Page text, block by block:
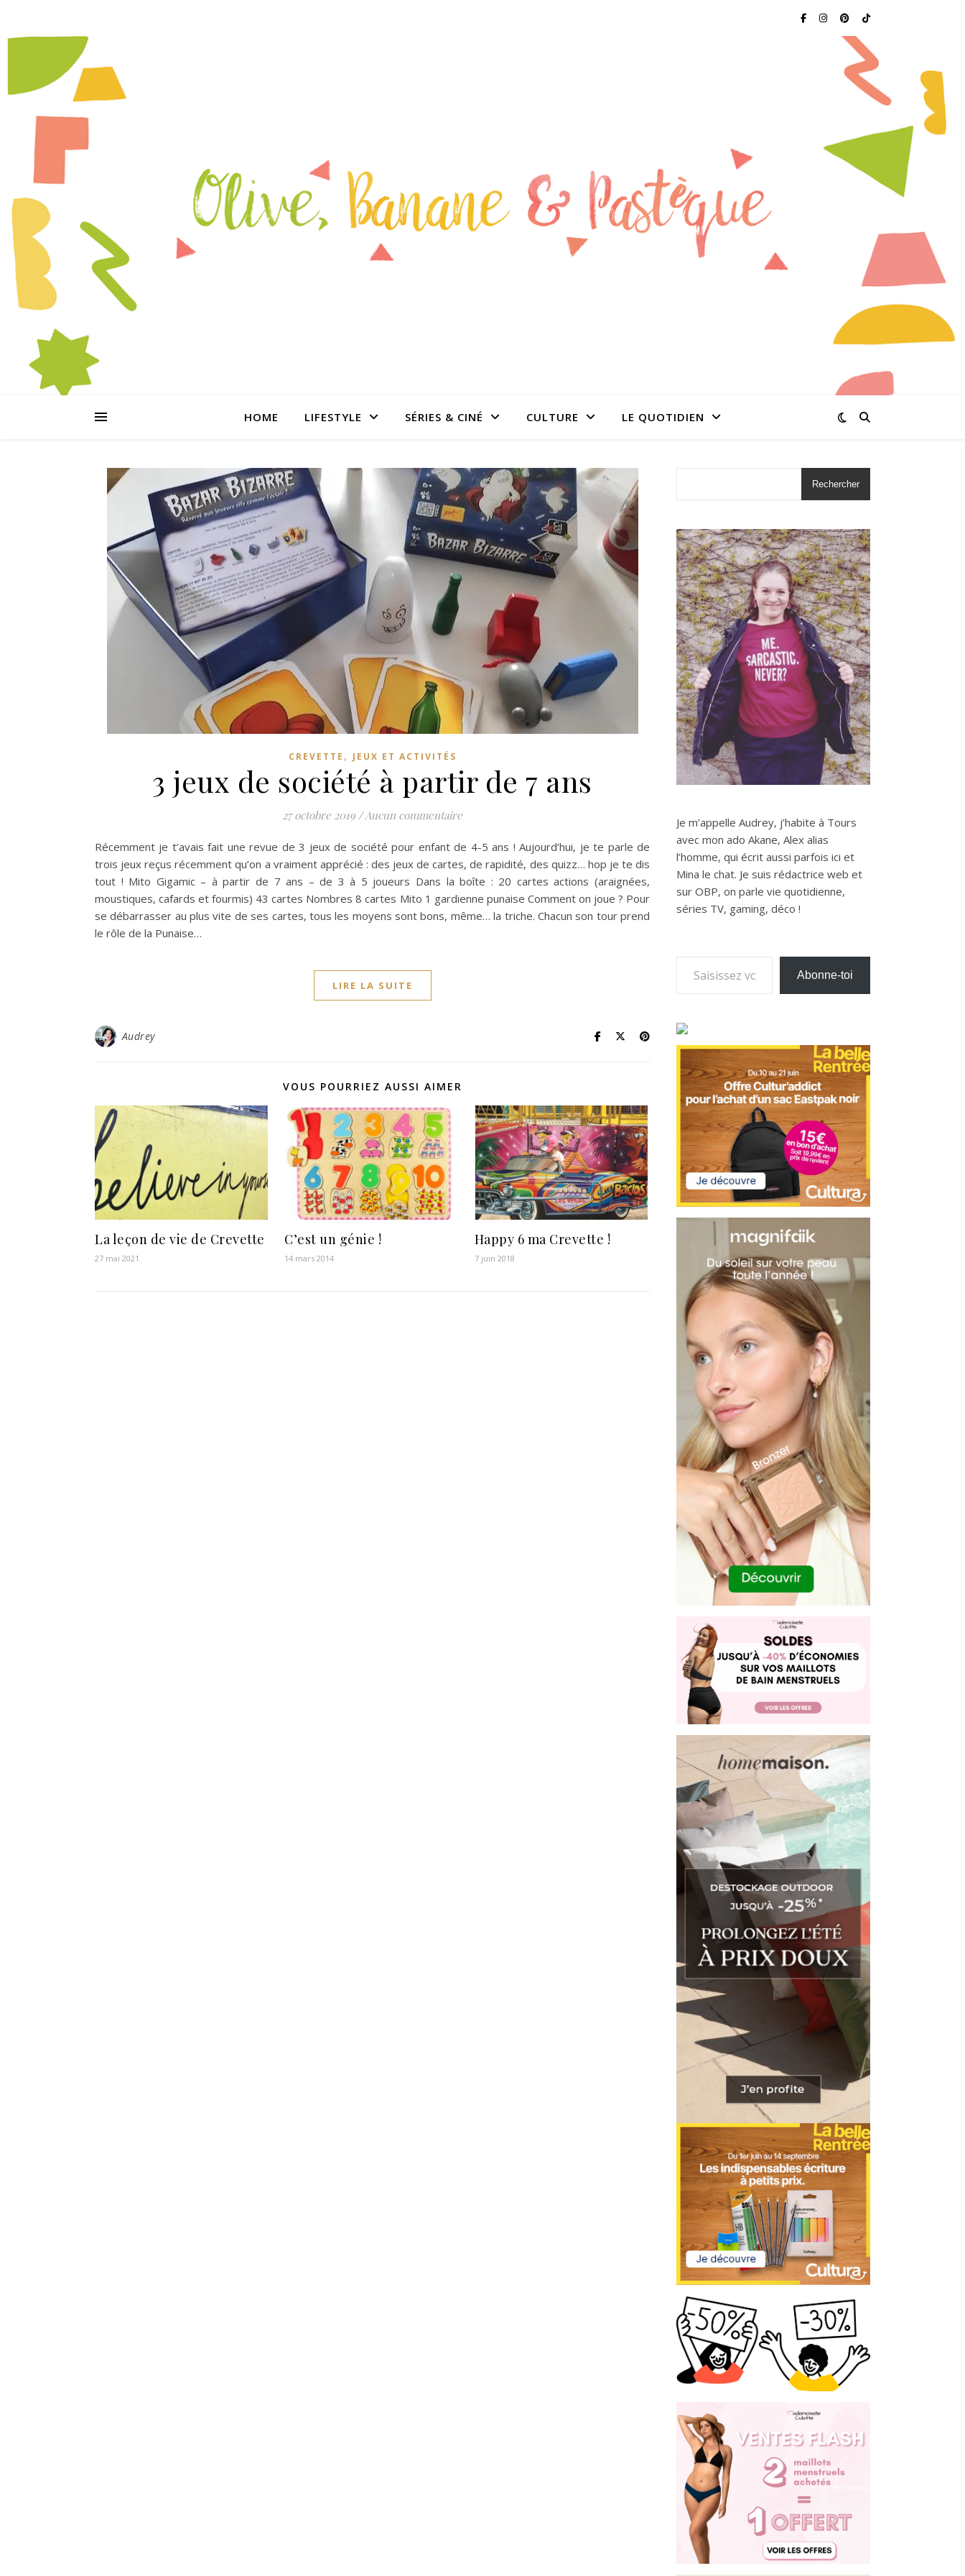
HOME LIFESTYLE SÉRIES & CINÉ CULTURE LE QUOTIDIEN
CREVETTE , JEUX ET ACTIVITÉS
3 jeux de société à partir de 7 ans
27 octobre 2019 /Aucun commentaire
Récemment je t’avais fait une revue de 3 jeux de société pour enfant de 4-5 ans ! Aujourd’hui, je te parle de
trois jeux reçus récemment qu’on a vraiment apprécié : des jeux de cartes, de rapidité, des quizz… hop je te dis
tout ! Mito Gigamic – à partir de 7 ans – de 3 à 5 joueurs Dans la boîte : 20 cartes actions (araignées,
moustiques, cafards et fourmis) 43 cartes Nombres 8 cartes Mito 1 gardienne punaise Comment on joue ? Pour
se débarrasser au plus vite de ses cartes, tous les moyens sont bons, même… la triche. Chacun son tour prend
le rôle de la Punaise…
LIRE LA SUITE
Audrey
VOUS POURRIEZ AUSSI AIMER
La leçon de vie de Crevette
27 mai 2021
C’est un génie !
14 mars 2014
Happy 6 ma Crevette !
7 juin 2018
Rechercher
Je m’appelle Audrey, j’habite à Tours
avec mon ado Akane, Alex alias
l’homme, qui écrit aussi parfois ici et
Mina le chat. Je suis rédactrice web et
sur OBP, on parle vie quotidienne,
séries TV, gaming, déco !
Saisissez votre adresse e-mail…
Abonne-toi